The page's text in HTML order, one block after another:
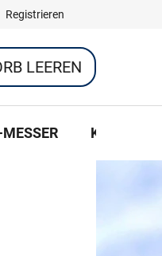
Registrieren
LEEREN
KLEIDUNG